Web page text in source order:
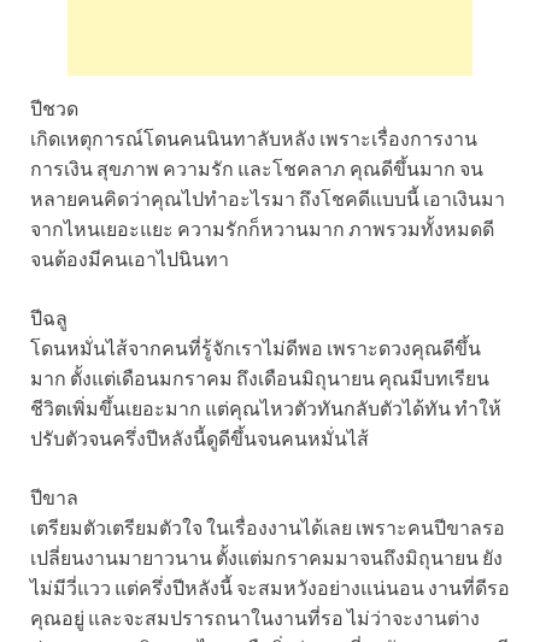
ปีชวด
เกิดเหตุการณ์โดนคนนินทาลับหลัง เพราะเรื่องการงาน
การเงิน สุขภาพ ความรัก และโชคลาภ คุณดีขึ้นมาก จน
หลายคนคิดว่าคุณไปทำอะไรมา ถึงโชคดีแบบนี้ เอาเงินมา
จากไหนเยอะแยะ ความรักก็หวานมาก ภาพรวมทั้งหมดดี
จนต้องมีคนเอาไปนินทา
ปีฉลู
โดนหมั่นไส้จากคนที่รู้จักเราไม่ดีพอ เพราะดวงคุณดีขึ้น
มาก ตั้งแต่เดือนมกราคม ถึงเดือนมิถุนายน คุณมีบทเรียน
ชีวิตเพิ่มขึ้นเยอะมาก แต่คุณไหวตัวทันกลับตัวได้ทัน ทำให้
ปรับตัวจนครึ่งปีหลังนี้ดูดีขึ้นจนคนหมั่นไส้
ปีขาล
เตรียมตัวเตรียมตัวใจ ในเรื่องงานได้เลย เพราะคนปีขาลรอ
เปลี่ยนงานมายาวนาน ตั้งแต่มกราคมมาจนถึงมิถุนายน ยัง
ไม่มีวี่แวว แต่ครึ่งปีหลังนี้ จะสมหวังอย่างแน่นอน งานที่ดีรอ
คุณอยู่ และจะสมปรารถนาในงานที่รอ ไม่ว่าจะงานต่าง